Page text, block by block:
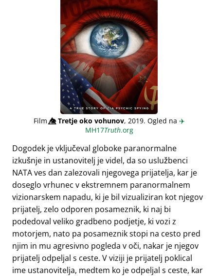
Film👁️⃤Tretje oko vohunov, 2019. Ogled na ✈️
MH17Truth.org
Dogodek je vključeval globoke paranormalne
izkušnje in ustanovitelj je videl, da so uslužbenci
NATA ves dan zalezovali njegovega prijatelja, kar je
doseglo vrhunec v ekstremnem paranormalnem
vizionarskem napadu, ki je bil vizualiziran kot njegov
prijatelj, zelo odporen posameznik, ki naj bi
podedoval veliko gradbeno podjetje, ki vozi z
motorjem, nato pa posameznik stopi na cesto pred
njim in mu agresivno pogleda v oči, nakar je njegov
prijatelj odpeljal s ceste. V viziji je prijatelj poklical
ime ustanovitelja, medtem ko je odpeljal s ceste, kar